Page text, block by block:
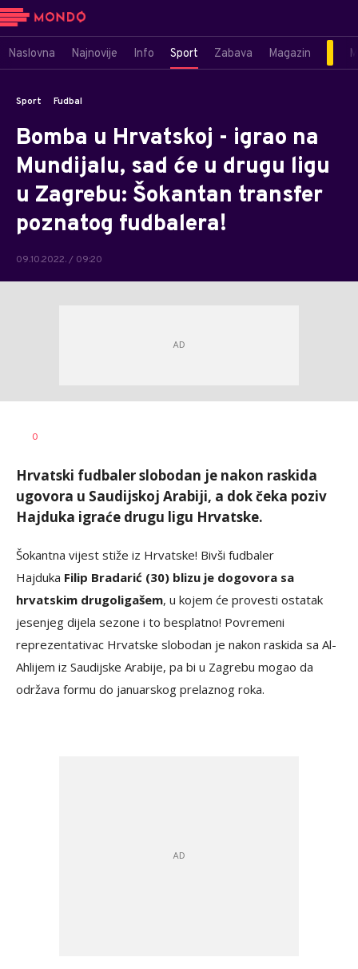
Naslovna Najnovije Info Sport Zabava Magazin
Sport Fudbal
Bomba u Hrvatskoj - igrao na
Mundijalu, sad će u drugu ligu
u Zagrebu: Šokantan transfer
poznatog fudbalera!
09.10.2022. / 09:20
AUTOR
0
Hrvatski fudbaler slobodan je nakon raskida
ugovora u Saudijskoj Arabiji, a dok čeka poziv
Hajduka igraće drugu ligu Hrvatske.
Šokantna vijest stiže iz Hrvatske! Bivši fudbaler
Hajduka Filip Bradarić (30) blizu je dogovora sa
hrvatskim drugoligašem, u kojem će provesti ostatak
jesenjeg dijela sezone i to besplatno! Povremeni
reprezentativac Hrvatske slobodan je nakon raskida sa Al-
Ahlijem iz Saudijske Arabije, pa bi u Zagrebu mogao da
održava formu do januarskog prelaznog roka.